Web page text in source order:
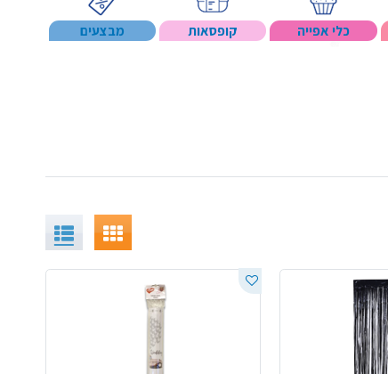
כלי אפייה קופסאות מבצעים